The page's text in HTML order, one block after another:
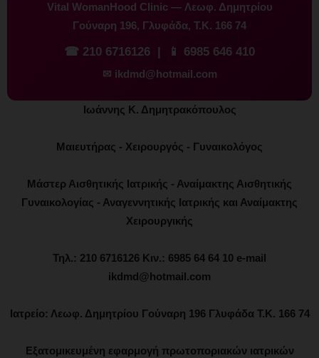
Vital WomanHood Clinic — Λεωφ. Δημητρίου
Γούναρη 196, Γλυφάδα, Τ.Κ. 166 74
☎ 210 6716126 | 📱 6985 646 410
✉ ikdmd@hotmail.com
Ιωάννης Κ. Δημητρακόπουλος
Μαιευτήρας - Χειρουργός - Γυναικολόγος
Μάστερ Αισθητικής Ιατρικής - Αναίμακτης Αισθητικής
Γυναικολογίας - Αναγεννητικής Ιατρικής και Αναίμακτης
Χειρουργικής
Τηλ.: 210 6716126 Κιν.: 6985 64 64 10 e-mail
ikdmd@hotmail.com
Ιατρείο: Λεωφ. Δημητρίου Γούναρη 196 Γλυφάδα Τ.Κ. 166 74
Εξατομικευμένη εφαρμογή πρωτοποριακών ιατρικών